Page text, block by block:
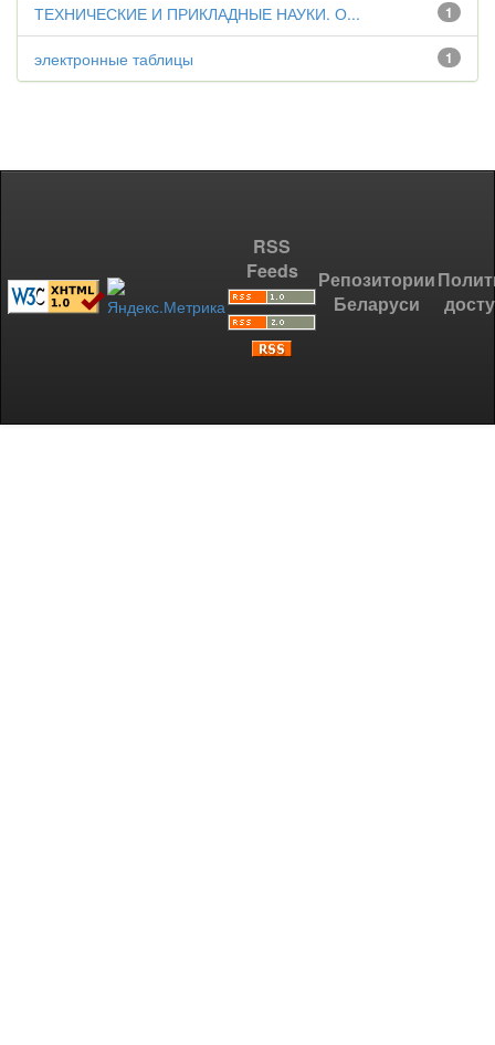
1
ТЕХНИЧЕСКИЕ И ПРИКЛАДНЫЕ НАУКИ. О...
1
электронные таблицы
RSS
Feeds
Репозитории
Беларуси